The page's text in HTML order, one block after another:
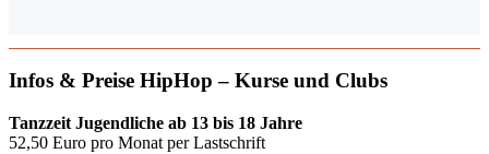
Infos & Preise HipHop – Kurse und Clubs
Tanzzeit Jugendliche ab 13 bis 18 Jahre
52,50 Euro pro Monat per Lastschrift